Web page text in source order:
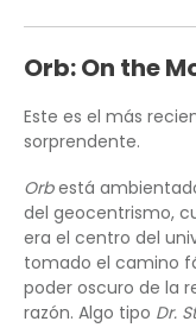
Orb: On the
Este es el más
sorprendente.
Orbestá
del geocentrismo,
era el centro del
tomado el camino
poder oscuro de la
razón. Algo tipo Dr.